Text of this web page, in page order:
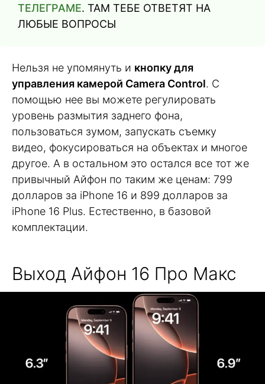
ТЕЛЕГРАМЕ. ТАМ ТЕБЕ ОТВЕТЯТ НА
ЛЮБЫЕ ВОПРОСЫ
Нельзя не упомянуть и кнопку для
управления камерой Camera Control. С
помощью нее вы можете регулировать
уровень размытия заднего фона,
пользоваться зумом, запускать съемку
видео, фокусироваться на объектах и многое
другое. А в остальном это остался все тот же
привычный Айфон по таким же ценам: 799
долларов за iPhone 16 и 899 долларов за
iPhone 16 Plus. Естественно, в базовой
комплектации.
Выход Айфон 16 Про Макс